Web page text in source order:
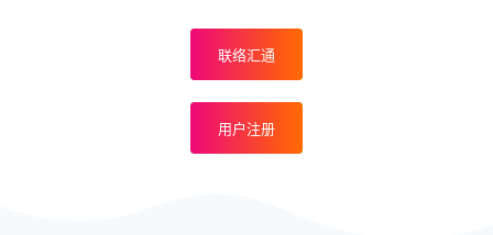
联络汇通
用户注册